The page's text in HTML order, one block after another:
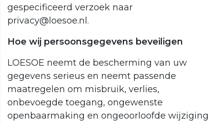
gespecificeerd verzoek naar
privacy@loesoe.nl.
Hoe wij persoonsgegevens beveiligen
LOESOE neemt de bescherming van uw
gegevens serieus en neemt passende
maatregelen om misbruik, verlies,
onbevoegde toegang, ongewenste
openbaarmaking en ongeoorloofde wijziging